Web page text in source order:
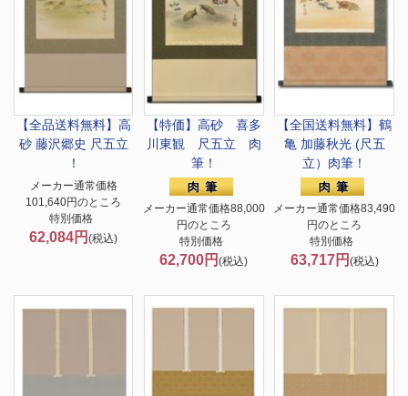
【全品送料無料】 高
砂 藤沢郷史 尺五立
！
メーカー通常価格
101,640円のところ
特別価格
62,084円(税込)
【特価】高砂 喜多
川東観 尺五立 肉
筆！
メーカー通常価格88,000
円のところ
特別価格
62,700円(税込)
【全国送料無料】鶴
亀 加藤秋光 (尺五
立）肉筆！
メーカー通常価格83,490
円のところ
特別価格
63,717円 (税込)